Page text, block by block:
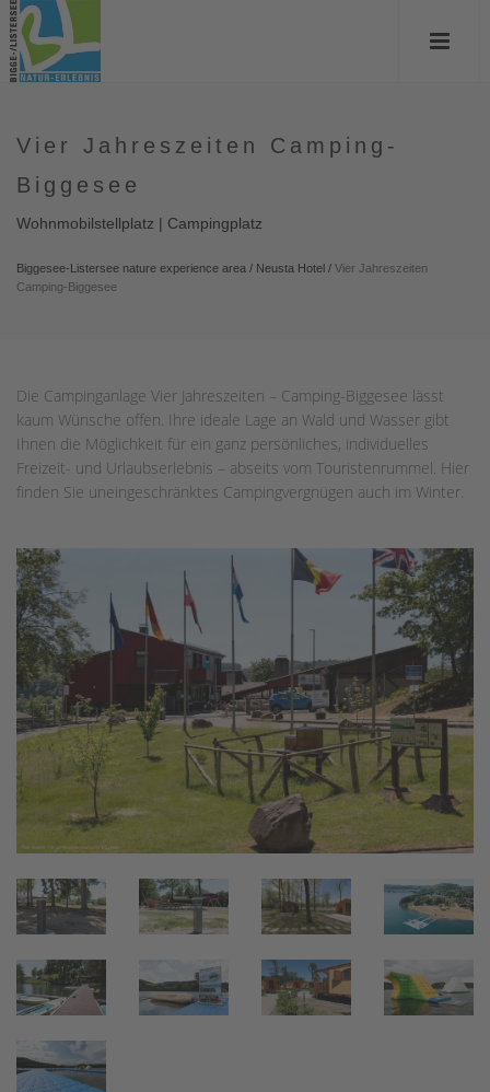
Vier Jahreszeiten Camping-
Biggesee
Wohnmobilstellplatz | Campingplatz
Biggesee-Listersee nature experience area / Neusta Hotel / Vier Jahreszeiten
Camping-Biggesee
Die Campinganlage Vier Jahreszeiten – Camping-Biggesee lässt
kaum Wünsche offen. Ihre ideale Lage an Wald und Wasser gibt
Ihnen die Möglichkeit für ein ganz persönliches, individuelles
Freizeit- und Urlaubserlebnis – abseits vom Touristenrummel. Hier
finden Sie uneingeschränktes Campingvergnügen auch im Winter.